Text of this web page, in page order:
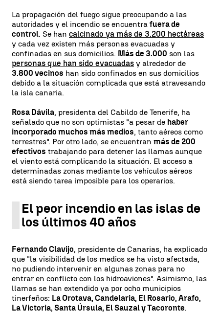
La propagación del fuego sigue preocupando a las
autoridades y el incendio se encuentra fuera de
control. Se han calcinado ya más de 3.200 hectáreas
y cada vez existen más personas evacuadas y
confinadas en sus domicilios. Más de 3.000 son las
personas que han sido evacuadas y alrededor de
3.800 vecinos han sido confinados en sus domicilios
debido a la situación complicada que está atravesando
la isla canaria.
Rosa Dávila, presidenta del Cabildo de Tenerife, ha
señalado que no son optimistas "a pesar de haber
incorporado muchos más medios, tanto aéreos como
terrestres". Por otro lado, se encuentran más de 200
efectivos trabajando para detener las llamas aunque
el viento está complicando la situación. El acceso a
determinadas zonas mediante los vehículos aéreos
está siendo tarea imposible para los operarios.
El peor incendio en las islas de
los últimos 40 años
Fernando Clavijo, presidente de Canarias, ha explicado
que "la visibilidad de los medios se ha visto afectada,
no pudiendo intervenir en algunas zonas para no
entrar en conflicto con los hidroaviones". Asimismo, las
llamas se han extendido ya por ocho municipios
tinerfeños: La Orotava, Candelaria, El Rosario, Arafo,
La Victoria, Santa Úrsula, El Sauzal y Tacoronte.